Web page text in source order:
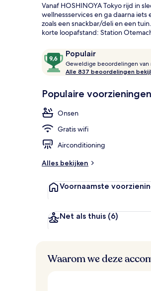
Vanaf HOSHINOYA Tokyo rijd in
wellnessservices en ga daarna
zoals een snackbar/deli en een
korte loopafstand: Station
Beoordelingen
Populair
9,6
van
10,
Geweldige beoordelingen van
Alle 837 beoordelingen
Populaire voorzieningen
Onsen
Gratis wifi
Airconditioning
Alles bekijken
Voornaamste
Net als thuis (6)
Waarom we deze